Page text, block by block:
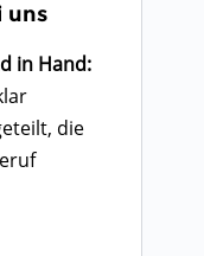
uns
in Hand:
die